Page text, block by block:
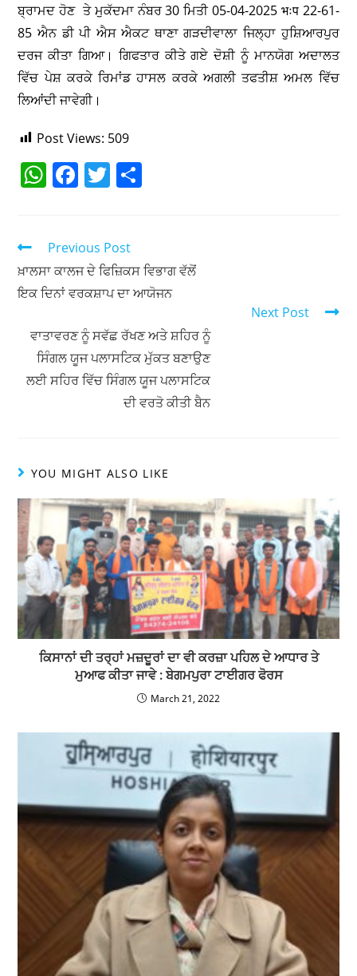
ਬ੍ਰਾਮਦ ਹੋਣ ਤੇ ਮੁਕੱਦਮਾ ਨੰਬਰ 30 ਮਿਤੀ 05-04-2025 भःप 22-61-
85 ਐਨ ਡੀ ਪੀ ਐਸ ਐਕਟ ਥਾਣਾ ਗੜਦੀਵਾਲਾ ਜਿਲ੍ਹਾ ਹੁਸ਼ਿਆਰਪੁਰ
ਦਰਜ ਕੀਤਾ ਗਿਆ। ਗਿਫਤਾਰ ਕੀਤੇ ਗਏ ਦੋਸ਼ੀ ਨੂੰ ਮਾਨਯੋਗ ਅਦਾਲਤ
ਵਿੱਚ ਪੇਸ਼ ਕਰਕੇ ਰਿਮਾਂਡ ਹਾਸਲ ਕਰਕੇ ਅਗਲੀ ਤਫਤੀਸ਼ ਅਮਲ ਵਿੱਚ
ਲਿਆਂਦੀ ਜਾਵੇਗੀ।
Post Views: 509
W
s
A
p
p
F
e
b
o
o
k
T
er
Previous Post
ਖ਼ਾਲਸਾ ਕਾਲਜ ਦੇ ਫਿਜ਼ਿਕਸ ਵਿਭਾਗ ਵੱਲੋਂ
ਇਕ ਦਿਨਾਂ ਵਰਕਸ਼ਾਪ ਦਾ ਆਯੋਜਨ
Next Post
ਵਾਤਾਵਰਣ ਨੂੰ ਸਵੱਛ ਰੱਖਣ ਅਤੇ ਸ਼ਹਿਰ ਨੂੰ
ਸਿੰਗਲ ਯੂਜ ਪਲਾਸਟਿਕ ਮੁੱਕਤ ਬਣਾਉਣ
ਲਈ ਸਹਿਰ ਵਿੱਚ ਸਿੰਗਲ ਯੂਜ ਪਲਾਸਟਿਕ
ਦੀ ਵਰਤੋ ਕੀਤੀ ਬੈਨ
YOU MIGHT ALSO LIKE
ਕਿਸਾਨਾਂ ਦੀ ਤਰ੍ਹਾਂ ਮਜ਼ਦੂਰਾਂ ਦਾ ਵੀ ਕਰਜ਼ਾ ਪਹਿਲ ਦੇ ਆਧਾਰ ਤੇ
ਮੁਆਫ ਕੀਤਾ ਜਾਵੇ : ਬੇਗਮਪੁਰਾ ਟਾਈਗਰ ਫੋਰਸ
March 21, 2022